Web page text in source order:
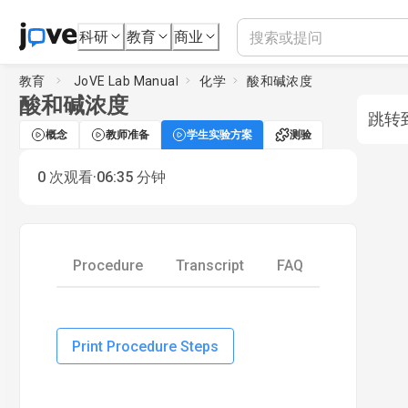
科研 教育 商业
教育 JoVE Lab Manual 化学 酸和碱浓度
酸和碱浓度
概念 教师准备 学生实验方案 测验
0 次观看·06:35 分钟
Procedure Transcript FAQ
Print Procedure Steps
跳转